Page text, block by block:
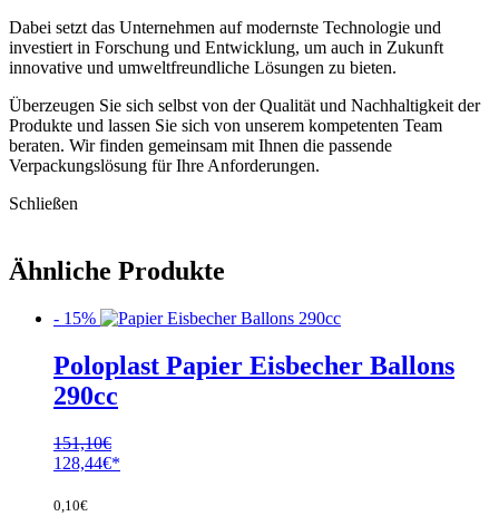
Dabei setzt das Unternehmen auf modernste Technologie und
investiert in Forschung und Entwicklung, um auch in Zukunft
innovative und umweltfreundliche Lösungen zu bieten.
Überzeugen Sie sich selbst von der Qualität und Nachhaltigkeit der
Produkte und lassen Sie sich von unserem kompetenten Team
beraten. Wir finden gemeinsam mit Ihnen die passende
Verpackungslösung für Ihre Anforderungen.
Schließen
Ähnliche Produkte
- 15%
Poloplast Papier Eisbecher Ballons
290cc
151,10€
Ursprünglicher
war:
128,44€
0,10€